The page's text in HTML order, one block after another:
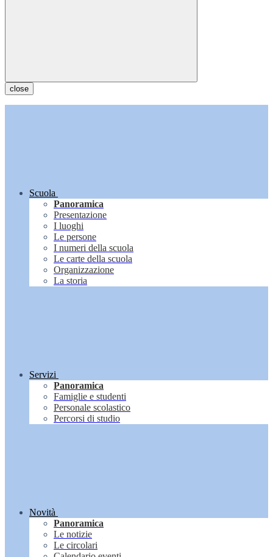
close
Scuola
Panoramica
Presentazione
I luoghi
Le persone
I numeri della scuola
Le carte della scuola
Organizzazione
La storia
Servizi
Panoramica
Famiglie e studenti
Personale scolastico
Percorsi di studio
Novità
Panoramica
Le notizie
Le circolari